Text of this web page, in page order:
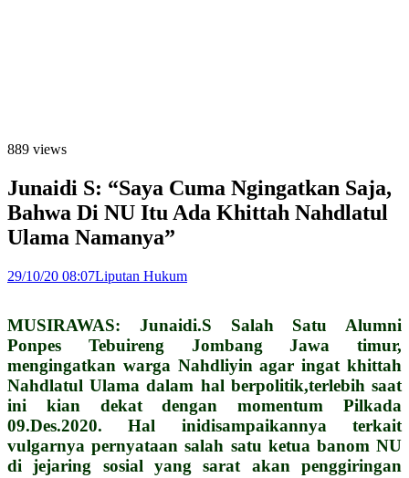
889 views
Junaidi S: “Saya Cuma Ngingatkan Saja,
Bahwa Di NU Itu Ada Khittah Nahdlatul
Ulama Namanya”
29/10/20 08:07Liputan Hukum
MUSIRAWAS: Junaidi.S Salah Satu Alumni
Ponpes Tebuireng Jombang Jawa timur,
mengingatkan warga Nahdliyin agar ingat khittah
Nahdlatul Ulama dalam hal berpolitik,terlebih saat
ini kian dekat dengan momentum Pilkada
09.Des.2020. Hal inidisampaikannya terkait
vulgarnya pernyataan salah satu ketua banom NU
di jejaring sosial yang sarat akan penggiringan